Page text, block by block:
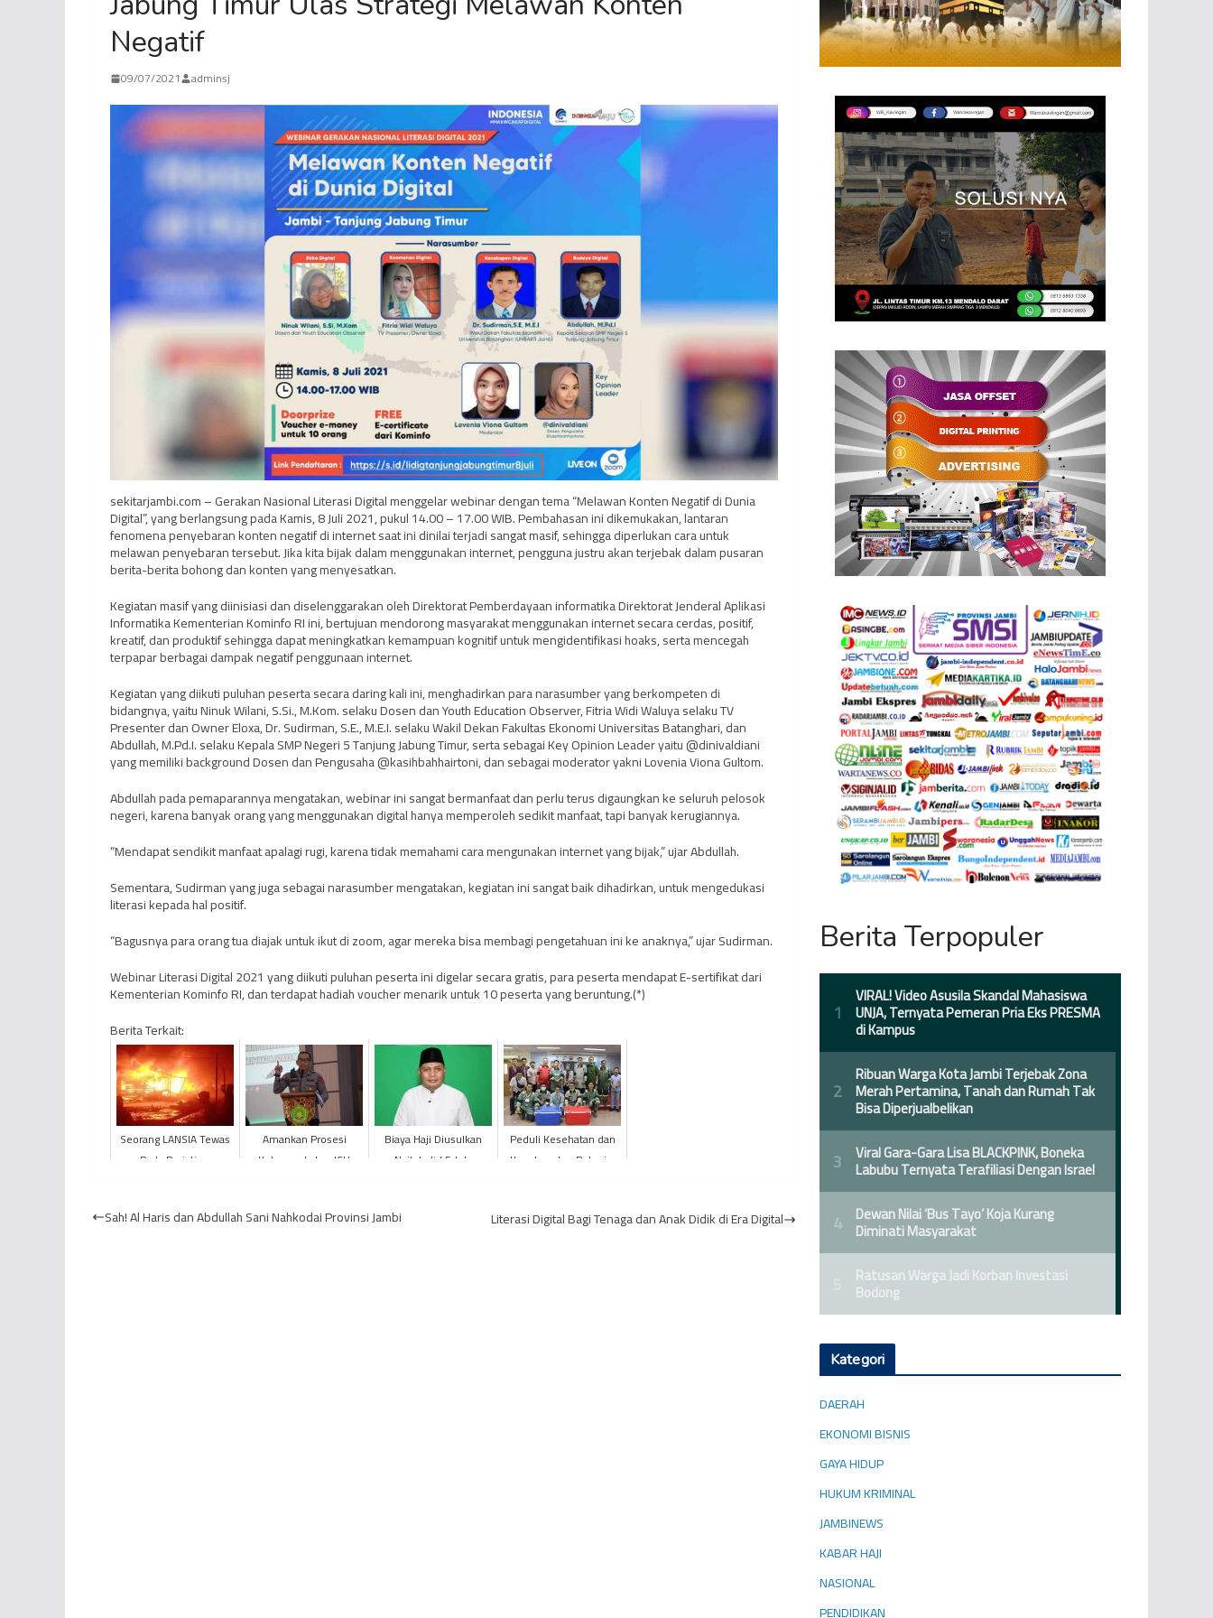
Negatif
09/07/2021 adminsj
sekitarjambi.com – Gerakan Nasional Literasi Digital menggelar webinar dengan tema “Melawan Konten Negatif di Dunia
Digital”, yang berlangsung pada Kamis, 8 Juli 2021, pukul 14.00 – 17.00 WIB. Pembahasan ini dikemukakan, lantaran
fenomena penyebaran konten negatif di internet saat ini dinilai terjadi sangat masif, sehingga diperlukan cara untuk
melawan penyebaran tersebut. Jika kita bijak dalam menggunakan internet, pengguna justru akan terjebak dalam pusaran
berita-berita bohong dan konten yang menyesatkan.
Kegiatan masif yang diinisiasi dan diselenggarakan oleh Direktorat Pemberdayaan informatika Direktorat Jenderal Aplikasi
Informatika Kementerian Kominfo RI ini, bertujuan mendorong masyarakat menggunakan internet secara cerdas, positif,
kreatif, dan produktif sehingga dapat meningkatkan kemampuan kognitif untuk mengidentifikasi hoaks, serta mencegah
terpapar berbagai dampak negatif penggunaan internet.
Kegiatan yang diikuti puluhan peserta secara daring kali ini, menghadirkan para narasumber yang berkompeten di
bidangnya, yaitu Ninuk Wilani, S.Si., M.Kom. selaku Dosen dan Youth Education Observer, Fitria Widi Waluya selaku TV
Presenter dan Owner Eloxa, Dr. Sudirman, S.E., M.E.I. selaku Wakil Dekan Fakultas Ekonomi Universitas Batanghari, dan
Abdullah, M.Pd.I. selaku Kepala SMP Negeri 5 Tanjung Jabung Timur, serta sebagai Key Opinion Leader yaitu @dinivaldiani
yang memiliki background Dosen dan Pengusaha @kasihbahhairtoni, dan sebagai moderator yakni Lovenia Viona Gultom.
Abdullah pada pemaparannya mengatakan, webinar ini sangat bermanfaat dan perlu terus digaungkan ke seluruh pelosok
negeri, karena banyak orang yang menggunakan digital hanya memperoleh sedikit manfaat, tapi banyak kerugiannya.
“Mendapat sendikit manfaat apalagi rugi, karena tidak memahami cara mengunakan internet yang bijak,” ujar Abdullah.
Sementara, Sudirman yang juga sebagai narasumber mengatakan, kegiatan ini sangat baik dihadirkan, untuk mengedukasi
literasi kepada hal positif.
“Bagusnya para orang tua diajak untuk ikut di zoom, agar mereka bisa membagi pengetahuan ini ke anaknya,” ujar Sudirman.
Webinar Literasi Digital 2021 yang diikuti puluhan peserta ini digelar secara gratis, para peserta mendapat E-sertifikat dari
Kementerian Kominfo RI, dan terdapat hadiah voucher menarik untuk 10 peserta yang beruntung.(*)
Berita Terkait:
Seorang LANSIA Tewas
Pada Peristiwa
Tanjung J...
Amankan Prosesi
Keberangkatan JCH
Personel
Biaya Haji Diusulkan
Naik Jadi 45 Juta
Jambi Mulai Si...
Peduli Kesehatan dan
Keselamatan Pekerja,
Sah! Al Haris dan Abdullah Sani Nahkodai Provinsi Jambi Literasi Digital Bagi Tenaga dan Anak Didik di Era Digital
Berita Terpopuler
Kategori
DAERAH
EKONOMI BISNIS
GAYA HIDUP
HUKUM KRIMINAL
JAMBINEWS
KABAR HAJI
NASIONAL
PENDIDIKAN